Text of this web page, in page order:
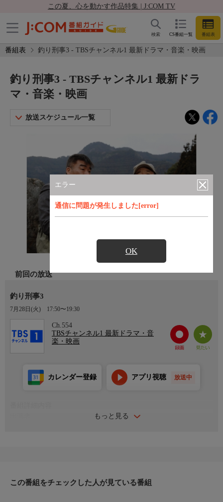
この夏、心を動かす作品特集 | J:COM TV
CS番組一覧 番組表
検索
番組表 釣り刑事3 - TBSチャンネル1 最新ドラマ・音楽・映画
エラー
通信に問題が発生しました[error]
OK
釣り刑事3 - TBSチャンネル1 最新ドラ
マ・音楽・映画
放送スケジュール一覧
前回の放送
釣り刑事3
7月28日(火) 17:50〜19:30
Ch.554
TBSチャンネル1 最新ドラマ・音
楽・映画
もっと見る
カレンダー登録 アプリ視聴 放送中
今は奥多摩でペンションを経営する鈴木五右衛門が、釣りの知識
この番組をチェックした人が見ている番組